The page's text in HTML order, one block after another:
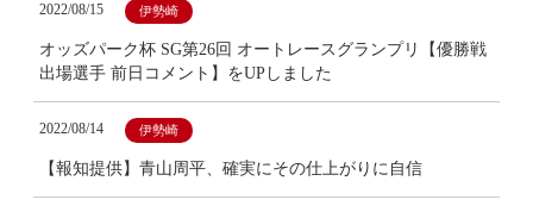
2022/08/15 伊勢崎
オッズパーク杯 SG第26回 オートレースグランプリ【優勝戦
出場選手 前日コメント】をUPしました
2022/08/14 伊勢崎
【報知提供】青山周平、確実にその仕上がりに自信